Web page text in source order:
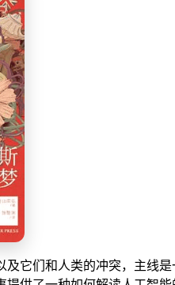
它们和人类的冲突，主线